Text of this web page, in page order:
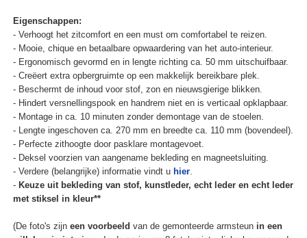
Eigenschappen:
- Verhoogt het zitcomfort en een must om comfortabel te reizen.
- Mooie, chique en betaalbare opwaardering van het auto-interieur.
- Ergonomisch gevormd en in lengte richting ca. 50 mm uitschuifbaar.
- Creëert extra opbergruimte op een makkelijk bereikbare plek.
- Beschermt de inhoud voor stof, zon en nieuwsgierige blikken.
- Hindert versnellingspook en handrem niet en is verticaal opklapbaar.
- Montage in ca. 10 minuten zonder demontage van de stoelen.
- Lengte ingeschoven ca. 270 mm en breedte ca. 110 mm (bovendeel).
- Perfecte zithoogte door pasklare montagevoet.
- Deksel voorzien van aangename bekleding en magneetsluiting.
- Verdere (belangrijke) informatie vindt u hier.
- Keuze uit bekleding van stof, kunstleder, echt leder en echt leder
met stiksel in kleur**
(De foto's zijn een voorbeeld van de gemonteerde armsteun in een